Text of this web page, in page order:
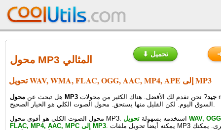
محول MP3 المثالي
⬇ تحميل
تحويل WAV, WMA, FLAC, OGG, AAC, MP4, APE إلى MP3
هل تبحث عن محول MP3 جيد? نحن نقدم لك الأفضل. هناك الكثير من محولات mp3 المجانية في
السوق اليوم. لكن القليل منها يستحق. محول الصوت الكلي هو الخيار الصحيح.
محول الصوت الكلي هو أقوى محول MP3. استخدمه بسهولة تحويل WAV, OGG, WMA, APE,
FLAC, MP4, AAC, MPC إلى MP3